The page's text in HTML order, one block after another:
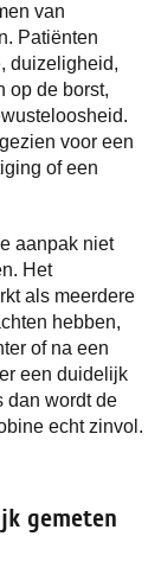
van
Patiënten
duizeligheid,
op de borst,
voor een
of een
aanpak niet
Het
als meerdere
hebben,
of na een
een duidelijk
dan wordt de
echt zinvol.
gemeten